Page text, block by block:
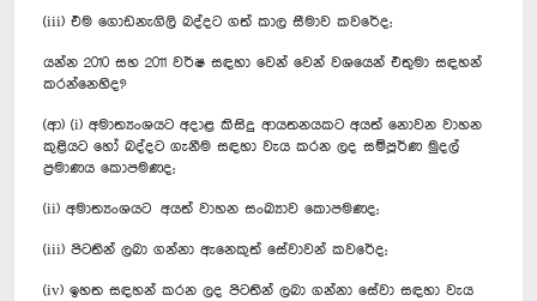
(iii) එම ගොඩනැගිලි බද්දට ගත් කාල සීමාව කවරේද;
යන්න 2010 සහ 2011 වර්ෂ සඳහා වෙන් වෙන් වශයෙන් එතුමා සඳහන්
කරන්නෙහිද?
(ආ) (i) අමාත්‍යංශයට අදාළ කිසිදු ආයතනයකට අයත් නොවන වාහන
කුළියට හෝ බද්දට ගැනීම සඳහා වැය කරන ලද සම්පූර්ණ මුදල්
ප්‍රමාණය කොපමණද;
(ii) අමාත්‍යංශයට අයත් වාහන සංඛ්‍යාව ‍කොපමණද;
(iii) පිටතින් ලබා ගන්නා ඇනෙකුත් සේවාවන් කවරේද;
(iv) ඉහත සඳහන් කරන ලද පිටතින් ලබා ගන්නා සේවා සඳහා වැය